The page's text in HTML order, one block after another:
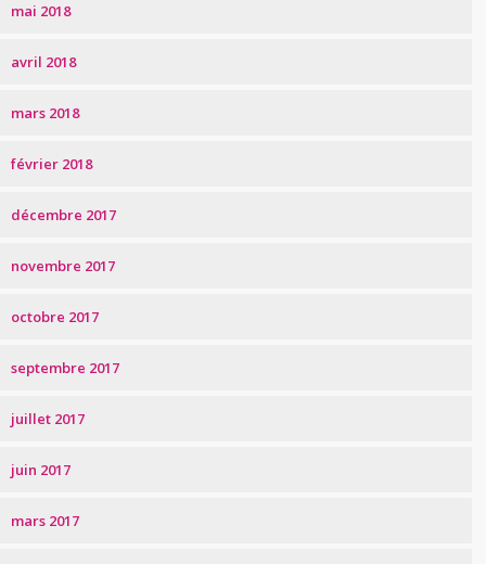
mai 2018
avril 2018
mars 2018
février 2018
décembre 2017
novembre 2017
octobre 2017
septembre 2017
juillet 2017
juin 2017
mars 2017